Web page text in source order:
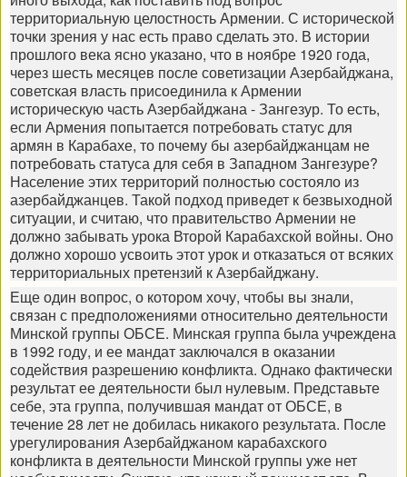
территориальную целостность Армении. С исторической
точки зрения у нас есть право сделать это. В истории
прошлого века ясно указано, что в ноябре 1920 года,
через шесть месяцев после советизации Азербайджана,
советская власть присоединила к Армении
историческую часть Азербайджана - Зангезур. То есть,
если Армения попытается потребовать статус для
армян в Карабахе, то почему бы азербайджанцам не
потребовать статуса для себя в Западном Зангезуре?
Население этих территорий полностью состояло из
азербайджанцев. Такой подход приведет к безвыходной
ситуации, и считаю, что правительство Армении не
должно забывать урока Второй Карабахской войны. Оно
должно хорошо усвоить этот урок и отказаться от всяких
территориальных претензий к Азербайджану.
Еще один вопрос, о котором хочу, чтобы вы знали,
связан с предположениями относительно деятельности
Минской группы ОБСЕ. Минская группа была учреждена
в 1992 году, и ее мандат заключался в оказании
содействия разрешению конфликта. Однако фактически
результат ее деятельности был нулевым. Представьте
себе, эта группа, получившая мандат от ОБСЕ, в
течение 28 лет не добилась никакого результата. После
урегулирования Азербайджаном карабахского
конфликта в деятельности Минской группы уже нет